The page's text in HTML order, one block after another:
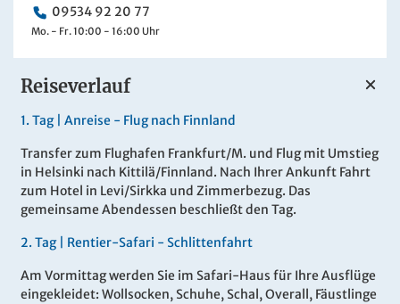
Reiseverlauf
1. Tag | Anreise - Flug nach Finnland
Transfer zum Flughafen Frankfurt/M. und Flug mit Umstieg
in Helsinki nach Kittilä/Finnland. Nach Ihrer Ankunft Fahrt
zum Hotel in Levi/Sirkka und Zimmerbezug. Das
gemeinsame Abendessen beschließt den Tag.
2. Tag | Rentier-Safari - Schlittenfahrt
Am Vormittag werden Sie im Safari-Haus für Ihre Ausflüge
eingekleidet: Wollsocken, Schuhe, Schal, Overall, Fäustlinge
09534 92 20 77
Mo. - Fr. 10:00 - 16:00 Uhr